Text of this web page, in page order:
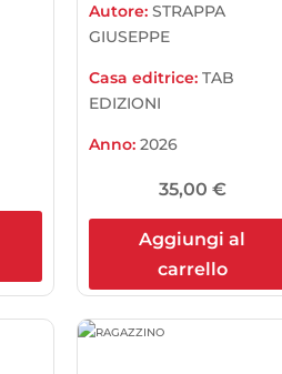
Autore: STRAPPA
GIUSEPPE
Casa editrice: TAB
EDIZIONI
Anno: 2026
35,00 €
Aggiungi al
carrello